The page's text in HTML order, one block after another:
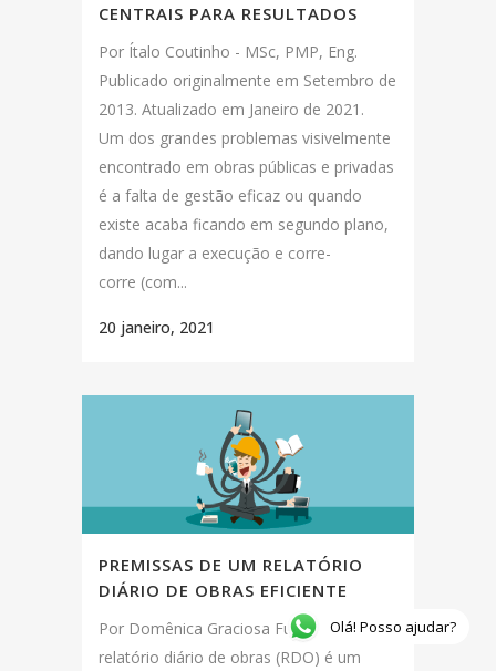
CENTRAIS PARA RESULTADOS
Por Ítalo Coutinho - MSc, PMP, Eng.
Publicado originalmente em Setembro de
2013. Atualizado em Janeiro de 2021.
Um dos grandes problemas visivelmente
encontrado em obras públicas e privadas
é a falta de gestão eficaz ou quando
existe acaba ficando em segundo plano,
dando lugar a execução e corre-
corre (com...
20 janeiro, 2021
PREMISSAS DE UM RELATÓRIO
DIÁRIO DE OBRAS EFICIENTE
Por Domênica Graciosa Fuzato O
relatório diário de obras (RDO) é um
Olá! Posso ajudar?